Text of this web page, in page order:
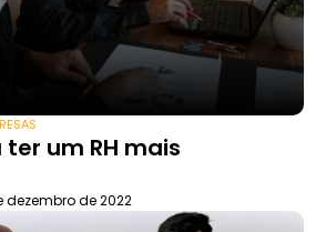
um RH mais
dezembro de 2022